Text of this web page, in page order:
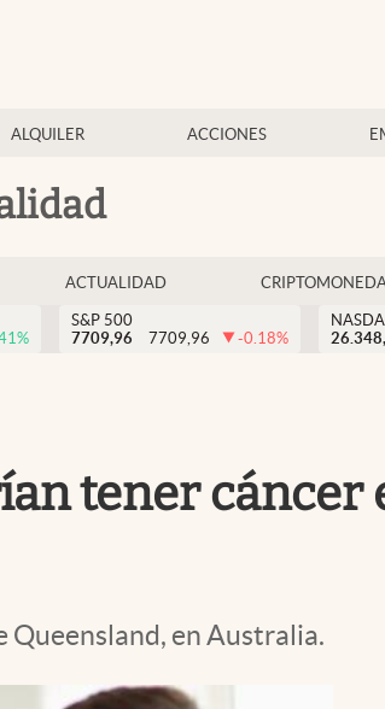
ALQUILER ACCIONES
ACTUALIDAD
%
S&P 500
7709,96
7709,96 -0.18%
tener cáncer
Queensland, en Australia.